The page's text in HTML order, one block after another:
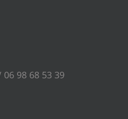
06 98 68 53 39